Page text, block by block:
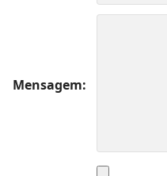
Mensagem